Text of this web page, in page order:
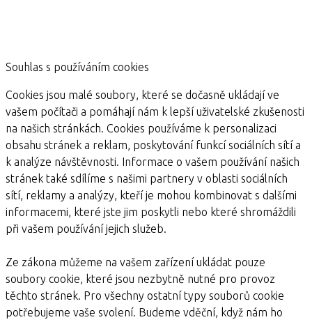
Souhlas s používáním cookies
Cookies jsou malé soubory, které se dočasně ukládají ve
vašem počítači a pomáhají nám k lepší uživatelské zkušenosti
na našich stránkách. Cookies používáme k personalizaci
obsahu stránek a reklam, poskytování funkcí sociálních sítí a
k analýze návštěvnosti. Informace o vašem používání našich
stránek také sdílíme s našimi partnery v oblasti sociálních
sítí, reklamy a analýzy, kteří je mohou kombinovat s dalšími
informacemi, které jste jim poskytli nebo které shromáždili
při vašem používání jejich služeb.
Ze zákona můžeme na vašem zařízení ukládat pouze
soubory cookie, které jsou nezbytně nutné pro provoz
těchto stránek. Pro všechny ostatní typy souborů cookie
potřebujeme vaše svolení. Budeme vděční, když nám ho